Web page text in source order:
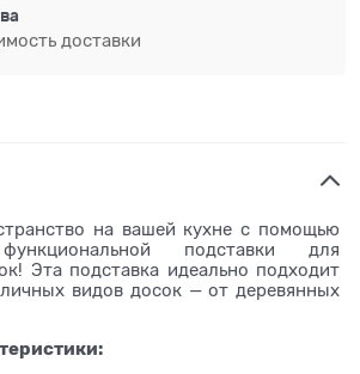
доставки
на вашей кухне с помощью
подставки для
Эта подставка идеально подходит
видов досок — от деревянных